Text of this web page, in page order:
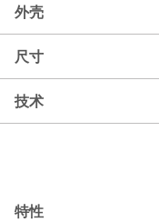
外壳
尺寸
技术
特性